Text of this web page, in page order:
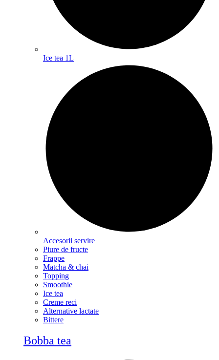
Ice tea 1L
Accesorii servire
Piure de fructe
Frappe
Matcha & chai
Topping
Smoothie
Ice tea
Creme reci
Alternative lactate
Bittere
Bobba tea